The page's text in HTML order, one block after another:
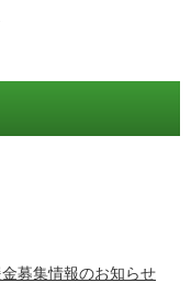
募集情報のお知らせ